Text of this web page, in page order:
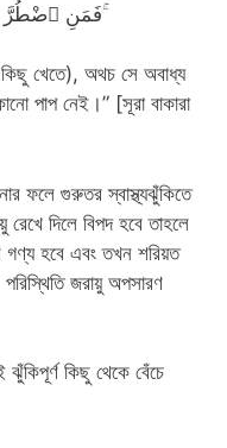
فَمَنِ ٱضْطُرَّ غَيْرَ بَاغٍۢ وَلَا عَادٍۢ فَلَآ إِثْمَ عَلَيْهِ ۚ
কিছু খেতে), অথচ সে অবাধ্য
পাপ নেই।” [সূরা বাকারা
ফলে গুরুতর স্বাস্থ্যঝুঁকিতে
রেখে দিলে বিপদ হবে তাহলে
জরায়ু অপসারণ
ঝুঁকিপূর্ণ কিছু থেকে বেঁচে